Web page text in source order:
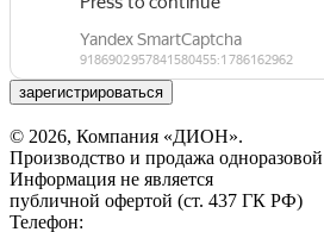
зарегистрироваться
© 2026, Компания «ДИОН».
Производство и продажа
Информация не является
публичной офертой (ст. 437 ГК РФ)
Телефон: